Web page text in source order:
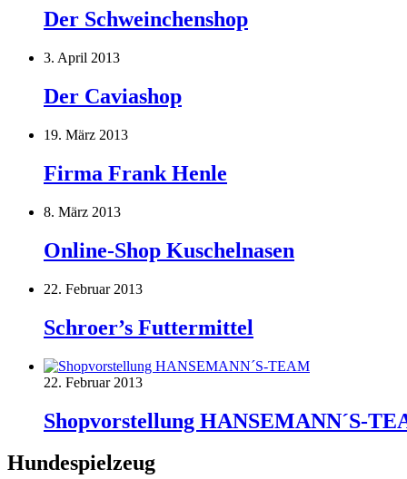
Der Schweinchenshop
3. April 2013
Der Caviashop
19. März 2013
Firma Frank Henle
8. März 2013
Online-Shop Kuschelnasen
22. Februar 2013
Schroer’s Futtermittel
22. Februar 2013
Shopvorstellung HANSEMANN´S-
Hundespielzeug